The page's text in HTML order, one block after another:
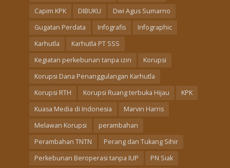
Capim KPK
DIBUKU
Dwi Agus Sumarno
Gugatan Perdata
Infografis
Infographic
Karhutla
Karhutla PT SSS
Kegiatan perkebunan tanpa izin
Korupsi
Korupsi Dana Penanggulangan Karhutla
Korupsi RTH
Korupsi Ruang terbuka Hijau
KPK
Kuasa Media di Indonesia
Marvin Harris
Melawan Korupsi
perambahan
Perambahan TNTN
Perang dan Tukang Sihir
Perkebunan Beroperasi tanpa IUP
PN Siak